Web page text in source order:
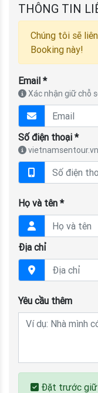
THÔNG TIN
Chúng tôi sẽ
Booking này!
Email *
Xác nhận giữ chỗ
Số điện thoại *
Họ và tên *
Địa chỉ
Yêu cầu thêm
Đặt trước giữ